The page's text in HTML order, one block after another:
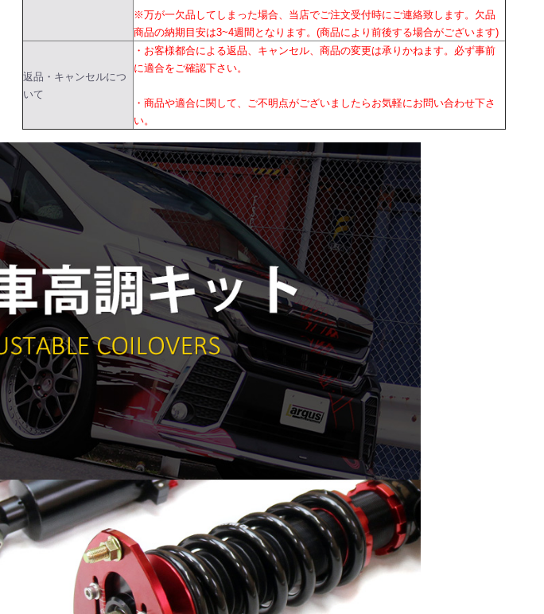
※万が一欠品してしまった場合、当店でご注文受付時にご連絡致します。欠品
商品の納期目安は3~4週間となります。(商品により前後する場合がございます)
返品・キャンセルにつ
いて
・お客様都合による返品、キャンセル、商品の変更は承りかねます。必ず事前
に適合をご確認下さい。
・商品や適合に関して、ご不明点がございましたらお気軽にお問い合わせ下さ
い。